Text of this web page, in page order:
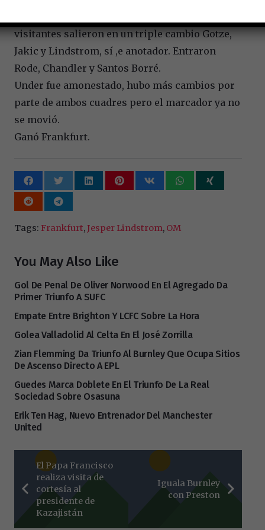
visitantes salieron en un triple cambio Gotze,
Jakic y Lindstrom, sí ,e anotador. Entraron
Rode, Chandler y Santos Borré.
Under fue amonestado, hubo más cambios por
parte de ambos cuadres pero el marcador ya no
se movió.
Ganó Frankfurt.
Tags: Frankfurt, Jesper Lindstrom, OM
You May Also Like
Gol De Penal De Oliver Norwood En El Agregado Da
Primer Triunfo A SUFC
Empate Entre Brighton Y LCFC Sobre La Hora
Golea Valladolid Al Celta En El José Zorrilla
Zian Flemming Da Triunfo Al Burnley Que Ocupa Sitios
De Ascenso Directo A EPL
Guedes Marca Doblete En El Triunfo De La Real
Sociedad Sobre Osasuna
Erik Ten Hag, Nuevo Entrenador Del Manchester
United
El Papa Francisco
realiza visita de
cortesía al
presidente de
Kazajistán
Iguala Burnley
con Preston